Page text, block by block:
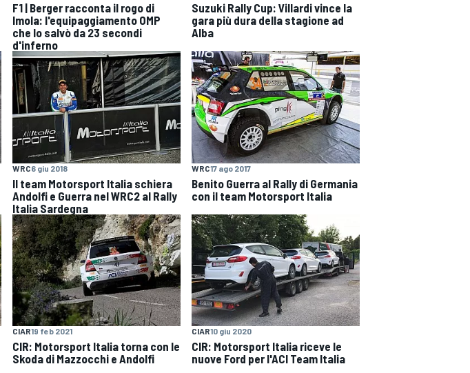
F1 | Berger racconta il rogo di
Imola: l'equipaggiamento OMP
che lo salvò da 23 secondi
d'inferno
Suzuki Rally Cup: Villardi vince la
gara più dura della stagione ad
Alba
WRC6 giu 2018
Il team Motorsport Italia schiera
Andolfi e Guerra nel WRC2 al Rally
Italia Sardegna
WRC17 ago 2017
Benito Guerra al Rally di Germania
con il team Motorsport Italia
CIAR19 feb 2021
CIR: Motorsport Italia torna con le
Skoda di Mazzocchi e Andolfi
CIAR10 giu 2020
CIR: Motorsport Italia riceve le
nuove Ford per l'ACI Team Italia